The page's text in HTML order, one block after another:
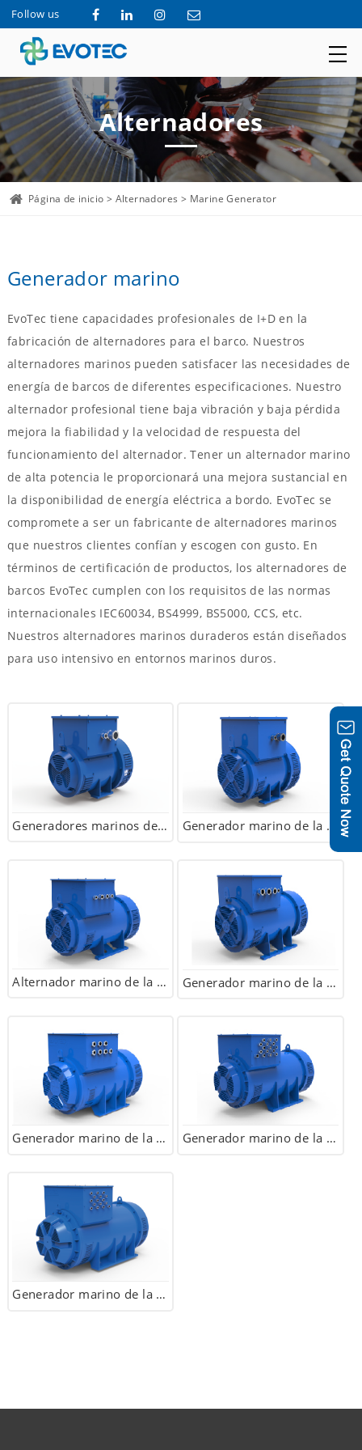
Follow us
Alternadores
Página de inicio > Alternadores > Marine Generator
Generador marino
EvoTec tiene capacidades profesionales de I+D en la
fabricación de alternadores para el barco. Nuestros
alternadores marinos pueden satisfacer las necesidades de
energía de barcos de diferentes especificaciones. Nuestro
alternador profesional tiene baja vibración y baja pérdida
mejora la fiabilidad y la velocidad de respuesta del
funcionamiento del alternador. Tener un alternador marino
de alta potencia le proporcionará una mejora sustancial en
la disponibilidad de energía eléctrica a bordo. EvoTec se
compromete a ser un fabricante de alternadores marinos
que nuestros clientes confían y escogen con gusto. En
términos de certificación de productos, los alternadores de
barcos EvoTec cumplen con los requisitos de las normas
internacionales IEC60034, BS4999, BS5000, CCS, etc.
Nuestros alternadores marinos duraderos están diseñados
para uso intensivo en entornos marinos duros.
Generadores marinos de la serie TCM188 20/37.5kVA, 400/480V, 50/60Hz, 4/6Pole Generador marino de la serie TCM228 50/150kVA, 400/480V, 50/60Hz, 4/6Pole
Alternador marino de la serie TCM288 188/281kVA, 400/480V, 50/60Hz, 4/6Pole Generador marino de la serie TCM318 313/410kVA, 400/480V, 50/60Hz, 4/6Pole
Generador marino de la serie TCM368 450/700kVA, 400/480V, 50/60Hz, 4/6Pole Generador marino de la serie TCM428 750/1250kVA, 400/480V, 50/60Hz, 4/6Pole
Generador marino de la serie TCM468 1400/1650kVA, 400/480V, 50/60Hz, 4/6Pole